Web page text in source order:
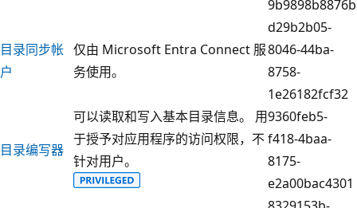
9b9898b8876b
目录同步帐
户
仅由 Microsoft Entra Connect 服
务使用。
d29b2b05-
8046-44ba-
8758-
1e26182fcf32
目录编写器
可以读取和写入基本目录信息。 用
于授予对应用程序的访问权限，不
针对用户。
9360feb5-
f418-4baa-
8175-
e2a00bac4301